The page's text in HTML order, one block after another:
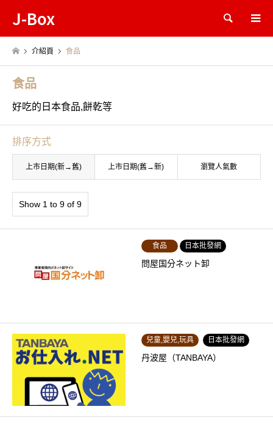
J-Box Search
介紹頁 食品
食品
好吃的日本食品,餅乾等
排序方式
上市日期(新→舊) 上市日期(舊→新) 瀏覽人氣數
Show 1 to 9 of 9
食品 日本批發網
問屋国分ネット卸
兒童,嬰兒,玩具 日本批發網
丹波屋（TANBAYA）